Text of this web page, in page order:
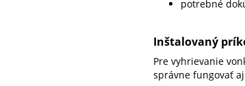
potrebné
Inštalovaný
Pre vyhrievanie
správne fungovať